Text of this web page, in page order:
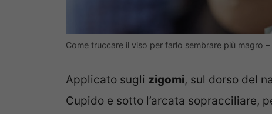
Come truccare il viso per farlo sembrare più magro
Applicato sugli zigomi, sul dorso del
Cupido e sotto l’arcata sopracciliare,